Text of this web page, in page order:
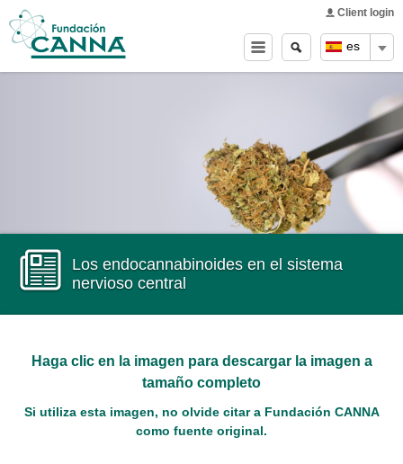
es
Client login
Main menu
Search
form
Buscar
Los endocannabinoides en el sistema
nervioso central
Haga clic en la imagen para descargar la imagen a
tamaño completo
Si utiliza esta imagen, no olvide citar a Fundación CANNA
como fuente original.